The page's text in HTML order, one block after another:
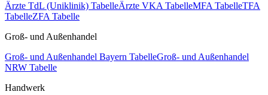
Ärzte TdL (Uniklinik) TabelleÄrzte VKA TabelleMFA TabelleTFA
TabelleZFA Tabelle
Groß- und Außenhandel
Groß- und Außenhandel Bayern TabelleGroß- und Außenhandel
NRW Tabelle
Handwerk